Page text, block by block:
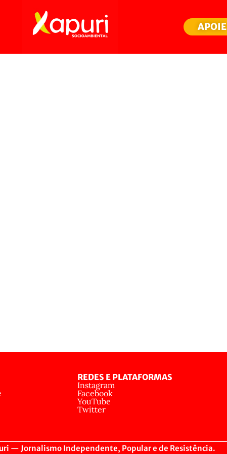
APOIE
REDES E PLATAFORMAS
Instagram
Facebook
YouTube
Twitter
— Jornalismo Independente, Popular e de Resistência.